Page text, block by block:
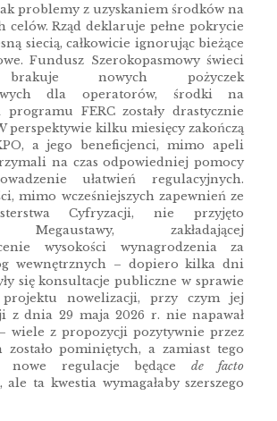
problemy z uzyskaniem środków na
celów. Rząd deklaruje pełne pokrycie
siecią, całkowicie ignorując bieżące
Fundusz Szerokopasmowy świeci
brakuje nowych pożyczek
dla operatorów, środki na
programu FERC zostały drastycznie
perspektywie kilku miesięcy zakończą
a jego beneficjenci, mimo apeli
na czas odpowiedniej pomocy
ułatwień regulacyjnych.
mimo wcześniejszych zapewnień ze
Cyfryzacji, nie przyjęto
Megaustawy, zakładającej
wysokości wynagrodzenia za
wewnętrznych – dopiero kilka dni
się konsultacje publiczne w sprawie
nowelizacji, przy czym jej
z dnia 29 maja 2026 r. nie napawał
wiele z propozycji pozytywnie przez
zostało pominiętych, a zamiast tego
nowe regulacje będące de facto
ta kwestia wymagałaby szerszego